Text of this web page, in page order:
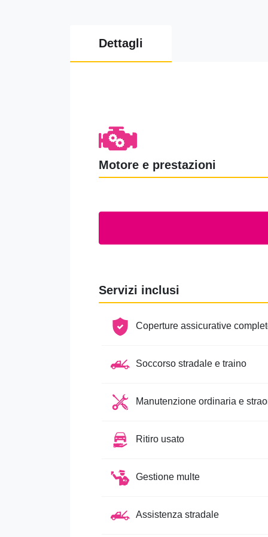
Acconsento al trattamento
Acconsento alla
Titolare, per finalità statistiche
Invia
Dettagli
Motore e prestazioni
Servizi inclusi
Coperture assicurative
Soccorso stradale e traino
Manutenzione ordinaria e
Ritiro usato
Gestione multe
Assistenza stradale